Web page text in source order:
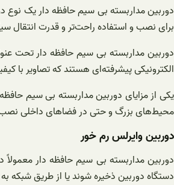
دوربین مداربسته بی سیم حافظه دار یک
برای نصب و استفاده راحت‌تر و قدرت انتقال
الکترونیکی پیشرفته‌ای هستند که تصاویر با
یکی از مزایای دوربین مداربسته بی سیم
محیط‌های بزرگ و حتی در فضاهای داخلی نصب
دوربین وایرلس رم خور
دستگاه دوربین ذخیره شوند یا از طریق شبکه